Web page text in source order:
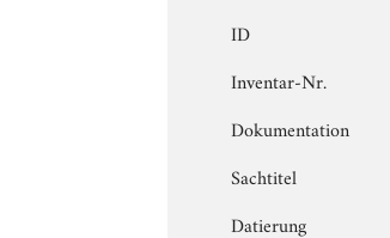
ID
Inventar-Nr.
Dokumentation
Sachtitel
Datierung